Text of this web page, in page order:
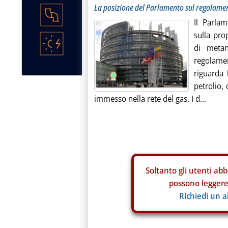
La posizione del Parlamento sul
Il
sulla
di
petrolio,
immesso nella rete del gas. I d...
Soltanto gli utenti
possono
Richiedi un